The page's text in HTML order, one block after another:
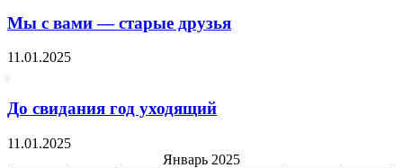
Мы с вами — старые друзья
11.01.2025
До свидания год уходящий
11.01.2025
Январь 2025